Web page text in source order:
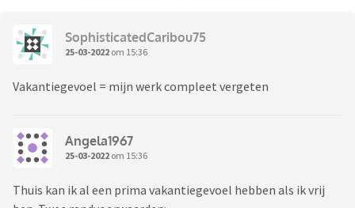
SophisticatedCaribou75
25-03-2022 om 15:36
Vakantiegevoel = mijn werk compleet vergeten
Angela1967
25-03-2022 om 15:36
Thuis kan ik al een prima vakantiegevoel hebben als ik vrij